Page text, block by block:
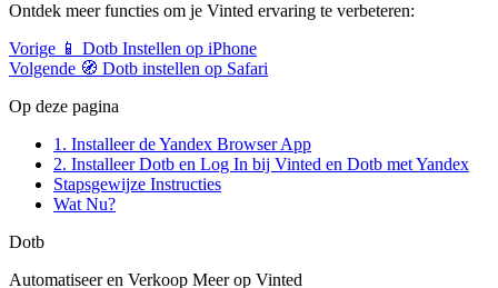
Ontdek meer functies om je Vinted ervaring te verbeteren:
Vorige 📱 Dotb Instellen op iPhone
Volgende 🧭 Dotb instellen op Safari
Op deze pagina
1. Installeer de Yandex Browser App
2. Installeer Dotb en Log In bij Vinted en Dotb met Yandex
Stapsgewijze Instructies
Wat Nu?
Dotb
Automatiseer en Verkoop Meer op Vinted